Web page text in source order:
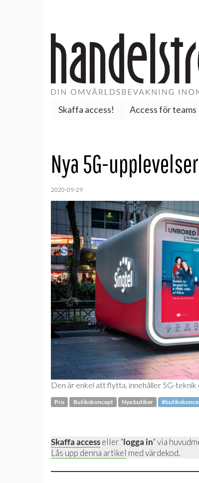
Skaffa access! Access för teams
Nya 5G-
2020-09-29
Den är enkel att flytta, innehåller 5G-
Pro Butikskoncept Nya butiker
Skaffa accesseller "logga in" via
Lås upp denna artikel med värdekod.